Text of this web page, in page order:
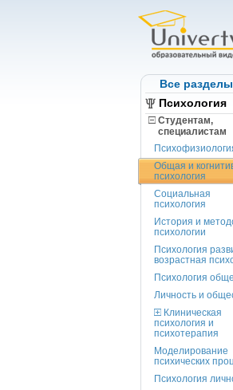
Все разделы
Психология
Студентам,
cпециалистам
Общая и
психология
Социальная
психология
История и
психологии
Психология
возрастная
Психология
Личность и
Клиническая
психология и
психотерапия
Моделирование
психических
Психология